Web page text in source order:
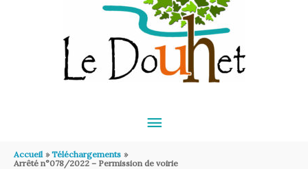
MENU
PRINCIPAL
Accueil
Téléchargements
Arrêté n°078/2022 – Permission de voirie